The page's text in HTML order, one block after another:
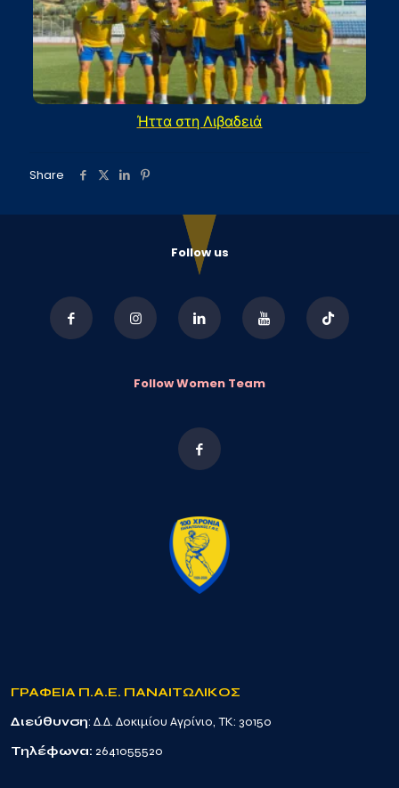
Ήττα στη Λιβαδειά
Share
Follow us
Follow Women Team
ΓΡΑΦΕΙΑ Π.Α.Ε. ΠΑΝΑΙΤΩΛΙΚΟΣ
Διεύθυνση: Δ.Δ. Δοκιμίου Αγρίνιο, TK: 30150
Τηλέφωνα: 2641055520